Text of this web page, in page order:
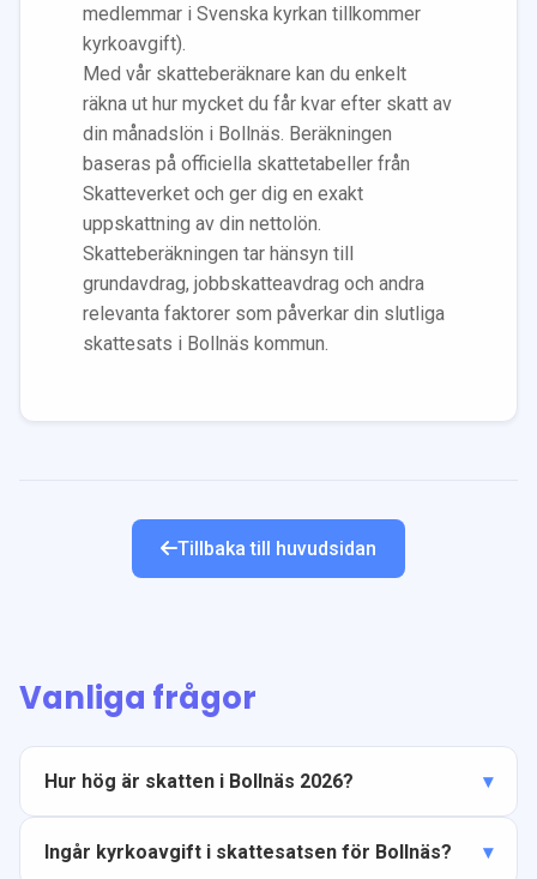
medlemmar i Svenska kyrkan tillkommer
kyrkoavgift).
Med vår skatteberäknare kan du enkelt
räkna ut hur mycket du får kvar efter skatt av
din månadslön i Bollnäs . Beräkningen
baseras på officiella skattetabeller från
Skatteverket och ger dig en exakt
uppskattning av din nettolön.
Skatteberäkningen tar hänsyn till
grundavdrag, jobbskatteavdrag och andra
relevanta faktorer som påverkar din slutliga
skattesats i Bollnäs kommun.
Tillbaka till huvudsidan
Vanliga frågor
Hur hög är skatten i Bollnäs 2026?
Ingår kyrkoavgift i skattesatsen för Bollnäs?